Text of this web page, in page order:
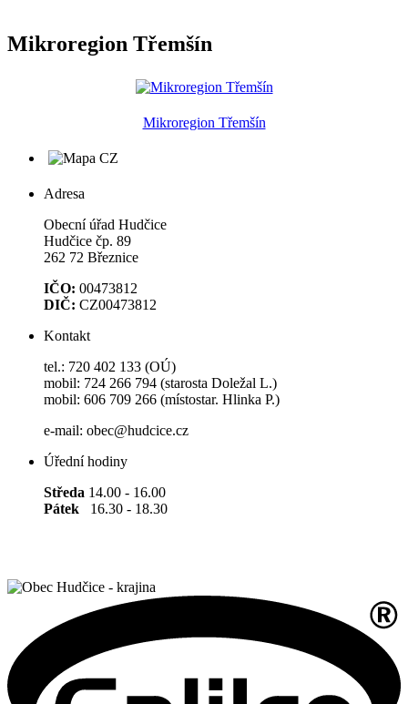
Mikroregion Třemšín
Mikroregion Třemšín
Adresa
Obecní úřad Hudčice
Hudčice čp. 89
262 72 Březnice
IČO: 00473812
DIČ: CZ00473812
Kontakt
tel.: 720 402 133 (OÚ)
mobil: 724 266 794 (starosta Doležal L.)
mobil: 606 709 266 (místostar. Hlinka P.)
e-mail: obec@hudcice.cz
Úřední hodiny
Středa 14.00 - 16.00
Pátek 16.30 - 18.30